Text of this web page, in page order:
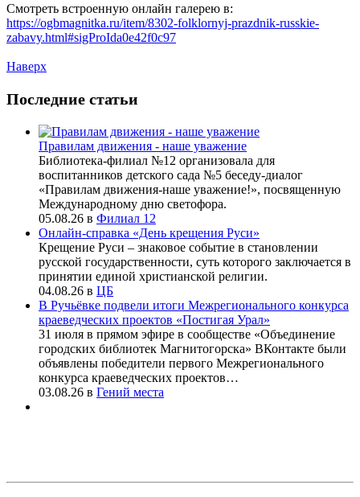
Смотреть встроенную онлайн галерею в:
https://ogbmagnitka.ru/item/8302-folklornyj-prazdnik-russkie-
zabavy.html#sigProIda0e42f0c97
Наверх
Последние статьи
Правилам движения - наше уважение
Библиотека-филиал №12 организовала для
воспитанников детского сада №5 беседу-диалог
«Правилам движения-наше уважение!», посвященную
Международному дню светофора.
05.08.26 в Филиал 12
Онлайн-справка «День крещения Руси»
Крещение Руси – знаковое событие в становлении
русской государственности, суть которого заключается в
принятии единой христианской религии.
04.08.26 в ЦБ
В Ручьёвке подвели итоги Межрегионального конкурса
краеведческих проектов «Постигая Урал»
31 июля в прямом эфире в сообществе «Объединение
городских библиотек Магнитогорска» ВКонтакте были
объявлены победители первого Межрегионального
конкурса краеведческих проектов…
03.08.26 в Гений места